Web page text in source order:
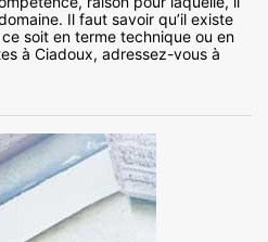
Il faut savoir qu’il existe
soit en terme technique ou en
à Ciadoux, adressez-vous à